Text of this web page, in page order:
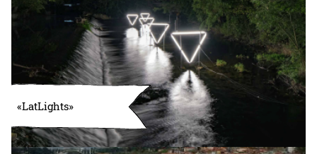
«LatLights»